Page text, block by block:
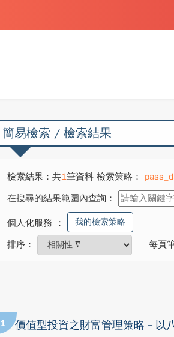
簡易檢索 / 檢索結果
檢索結果：共1筆資料 檢索策略：
在搜尋的結果範圍內查詢：
個人化服務 ： 我的檢索策略
排序： 每頁
1 價值型投資之財富管理策略－以